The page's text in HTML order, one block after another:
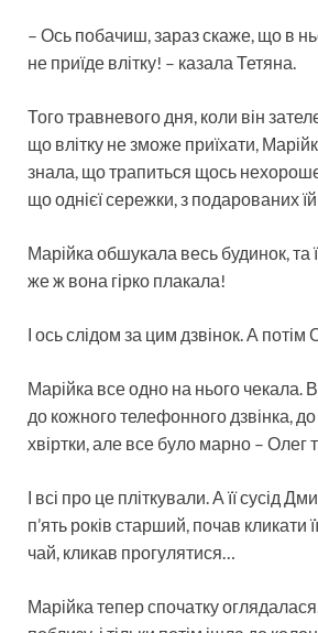
– Ось побачиш, зараз скаже, що в
не приїде влітку! – казала Тетяна.
Того травневого дня, коли він
що влітку не зможе приїхати,
знала, що трапиться щось
що однієї сережки, з подарованих
Марійка обшукала весь будинок, та
же ж вона гірко плакала!
І ось слідом за цим дзвінок. А потім
Марійка все одно на нього чекала.
до кожного телефонного дзвінка,
хвіртки, але все було марно – Олег
І всі про це пліткували. А її сусід
п’ять років старший, почав кликати
чай, кликав прогулятися…
Марійка тепер спочатку